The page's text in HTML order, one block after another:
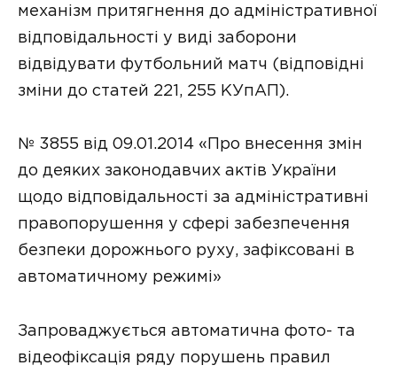
механізм притягнення до адміністративної
відповідальності у виді заборони
відвідувати футбольний матч (відповідні
зміни до статей 221, 255 КУпАП).
№ 3855 від 09.01.2014 «Про внесення змін
до деяких законодавчих актів України
щодо відповідальності за адміністративні
правопорушення у сфері забезпечення
безпеки дорожнього руху, зафіксовані в
автоматичному режимі»
Запроваджується автоматична фото- та
відеофіксація ряду порушень правил